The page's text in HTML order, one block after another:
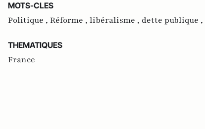
MOTS-CLES
Politique , Réforme , libéralisme , dette publique ,
THEMATIQUES
France